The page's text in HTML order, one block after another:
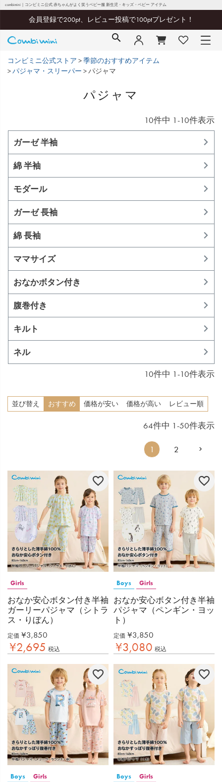
combimini｜コンビミニ公式 赤ちゃんがよく笑うベビー服 新生児・キッズ・ベビー アイテム
会員登録で200pt、レビュー投稿で100ptプレゼント！
コンビミニ公式ストア
季節のおすすめアイテム
パジャマ・スリーパー
パジャマ
パジャマ
10件中 1 -10件表示
ガーゼ 半袖
綿 半袖
モダール
ガーゼ 長袖
綿 長袖
ママサイズ
おなかボタン付き
腹巻付き
キルト
ネル
10件中 1 -10件表示
並び替え おすすめ 価格が安い 価格が高い レビュー順
64件中 1 -50件表示
1 2
Girls
おなか安心ボタン付き半袖
ガーリーパジャマ（シトラ
ス・りぼん）
定価 ¥3,850
¥2,695 税込
Boys Girls
おなか安心ボタン付き半袖
パジャマ（ペンギン・ヨッ
ト）
定価 ¥3,850
¥3,080 税込
Boys Girls Boys Girls